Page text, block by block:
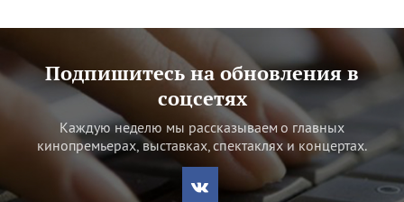
Подпишитесь на обновления в
соцсетях
Каждую неделю мы рассказываем о главных
кинопремьерах, выставках, спектаклях и концертах.